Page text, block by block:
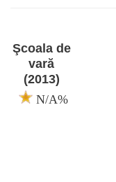
Şcoala de
vară
(2013)
N/A%